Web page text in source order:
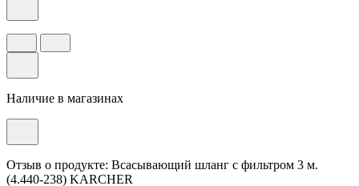
Наличие в магазинах
Отзыв о продукте: Всасывающий шланг с фильтром 3 м.
(4.440-238) KARCHER